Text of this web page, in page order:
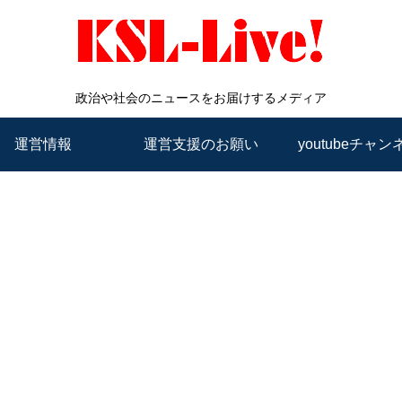
政治や社会のニュースをお届けするメディア
運営情報 運営支援のお願い youtubeチャン